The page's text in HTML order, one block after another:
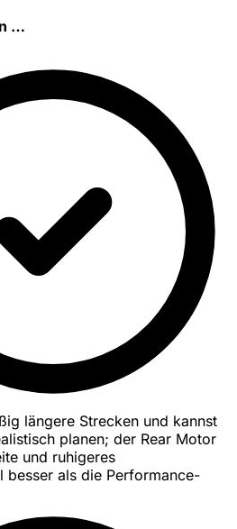
…
längere Strecken und kannst
planen; der Rear Motor
und ruhigeres
besser als die Performance-